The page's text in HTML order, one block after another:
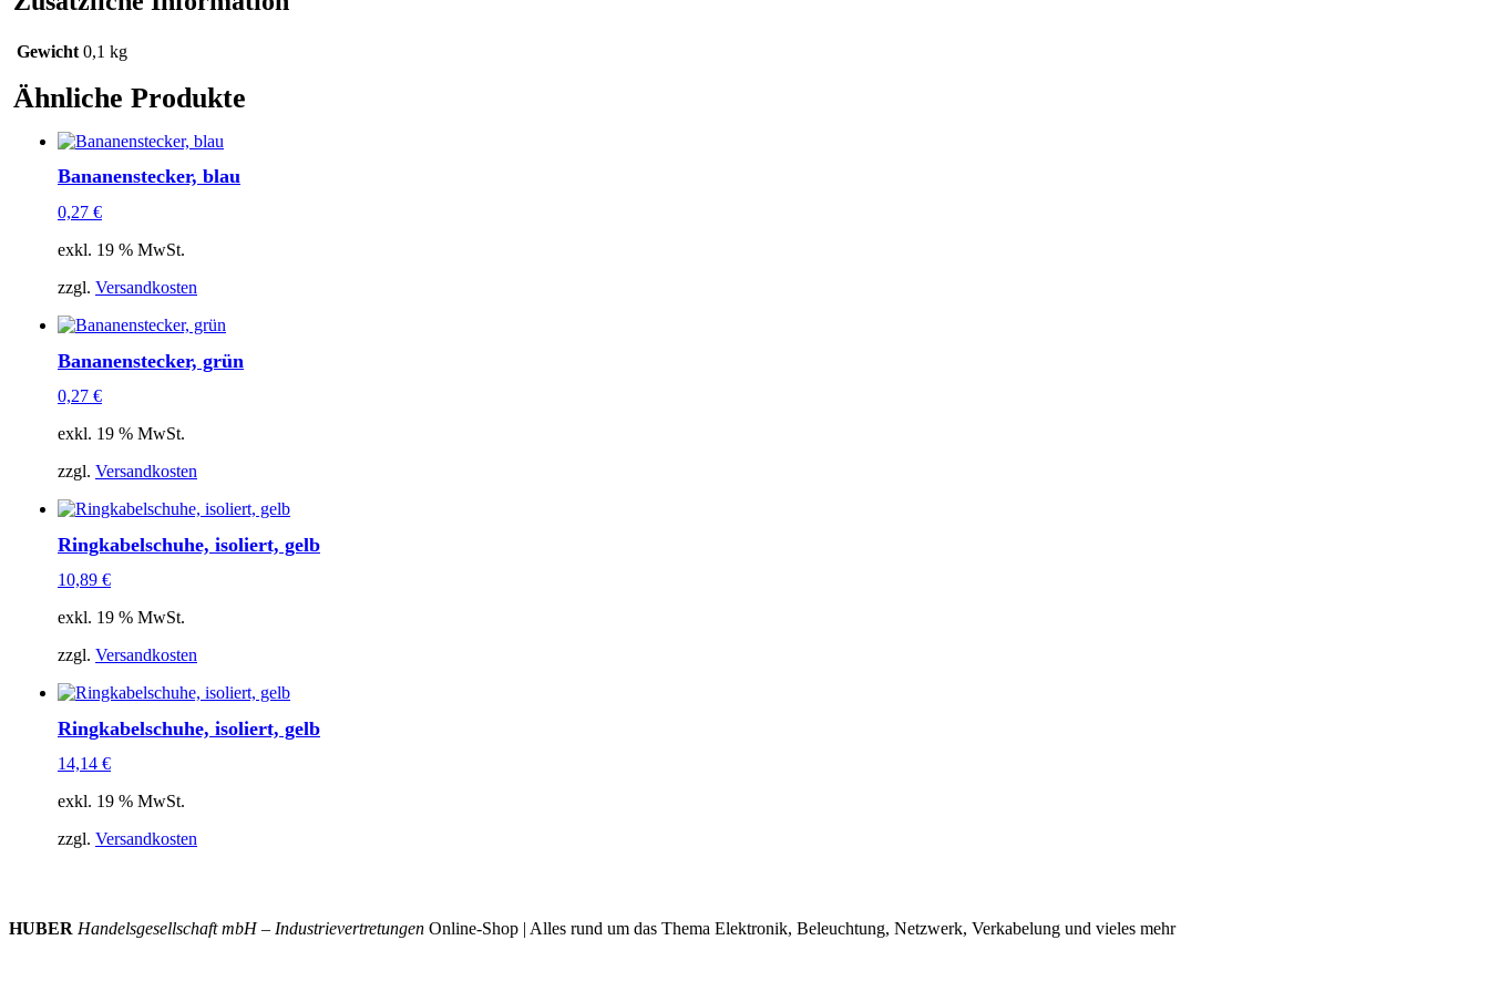
Gewicht 0,1 kg
Ähnliche Produkte
Bananenstecker, blau
0,27 €
exkl. 19 % MwSt.
zzgl. Versandkosten
Bananenstecker, grün
0,27 €
exkl. 19 % MwSt.
zzgl. Versandkosten
Ringkabelschuhe, isoliert, gelb
10,89 €
exkl. 19 % MwSt.
zzgl. Versandkosten
Ringkabelschuhe, isoliert, gelb
14,14 €
exkl. 19 % MwSt.
zzgl. Versandkosten
HUBER Handelsgesellschaft mbH – Industrievertretungen Online-Shop | Alles rund um das Thema Elektronik, Beleuchtung, Netzwerk, Verkabelung und vieles mehr